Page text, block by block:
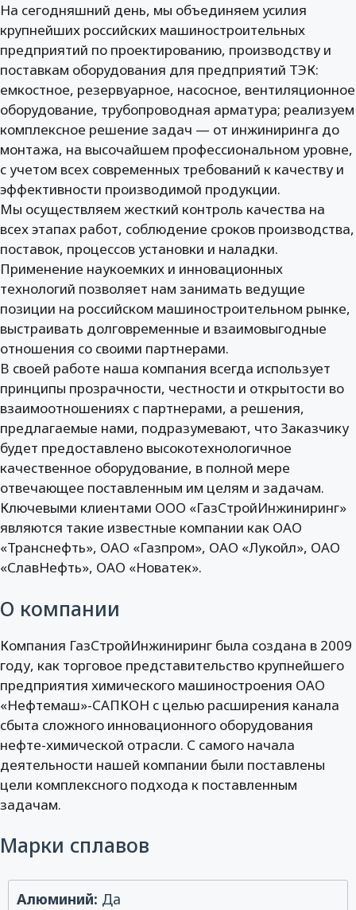
На сегодняшний день, мы объединяем усилия
крупнейших российских машиностроительных
предприятий по проектированию, производству и
поставкам оборудования для предприятий ТЭК:
емкостное, резервуарное, насосное, вентиляционное
оборудование, трубопроводная арматура; реализуем
комплексное решение задач — от инжиниринга до
монтажа, на высочайшем профессиональном уровне,
с учетом всех современных требований к качеству и
эффективности производимой продукции.
Мы осуществляем жесткий контроль качества на
всех этапах работ, соблюдение сроков производства,
поставок, процессов установки и наладки.
Применение наукоемких и инновационных
технологий позволяет нам занимать ведущие
позиции на российском машиностроительном рынке,
выстраивать долговременные и взаимовыгодные
отношения со своими партнерами.
В своей работе наша компания всегда использует
принципы прозрачности, честности и открытости во
взаимоотношениях с партнерами, а решения,
предлагаемые нами, подразумевают, что Заказчику
будет предоставлено высокотехнологичное
качественное оборудование, в полной мере
отвечающее поставленным им целям и задачам.
Ключевыми клиентами ООО «ГазСтройИнжиниринг»
являются такие известные компании как ОАО
«Транснефть», ОАО «Газпром», ОАО «Лукойл», ОАО
«СлавНефть», ОАО «Новатек».
О компании
Компания ГазСтройИнжиниринг была создана в 2009
году, как торговое представительство крупнейшего
предприятия химического машиностроения ОАО
«Нефтемаш»-САПКОН с целью расширения канала
сбыта сложного инновационного оборудования
нефте-химической отрасли. С самого начала
деятельности нашей компании были поставлены
цели комплексного подхода к поставленным
задачам.
Марки сплавов
Алюминий: Да